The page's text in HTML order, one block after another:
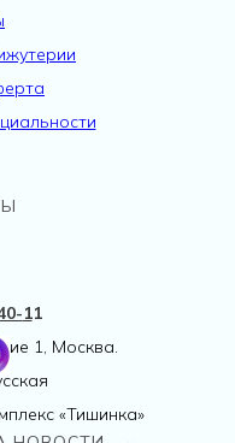
11
1, Москва.
«Тишинка»